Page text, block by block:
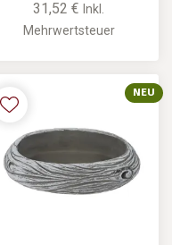
31,52 €Inkl.
Mehrwertsteuer
NEU